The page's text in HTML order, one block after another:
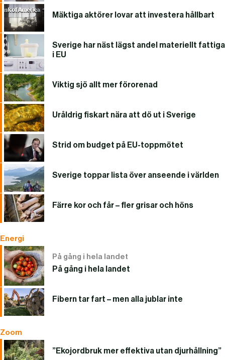
Mäktiga aktörer lovar att investera hållbart
Sverige har näst lägst andel materiellt fattiga
i EU
Viktig sjö allt mer förorenad
Uråldrig fiskart nära att dö ut i Sverige
Strid om budget på EU-toppmötet
Sverige toppar lista över anseende i världen
Färre kor och får – fler grisar och höns
Energi
På gång i hela landet
På gång i hela landet
Fibern tar fart – men alla jublar inte
Zoom
”Ekojordbruk mer effektiva utan djurhållning”